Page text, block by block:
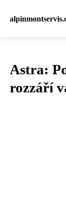
Astra:
rozzáří